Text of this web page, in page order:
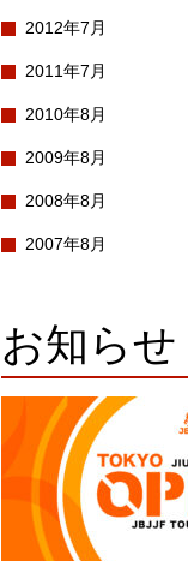
2012年7月
2011年7月
2010年8月
2009年8月
2008年8月
2007年8月
お知らせ